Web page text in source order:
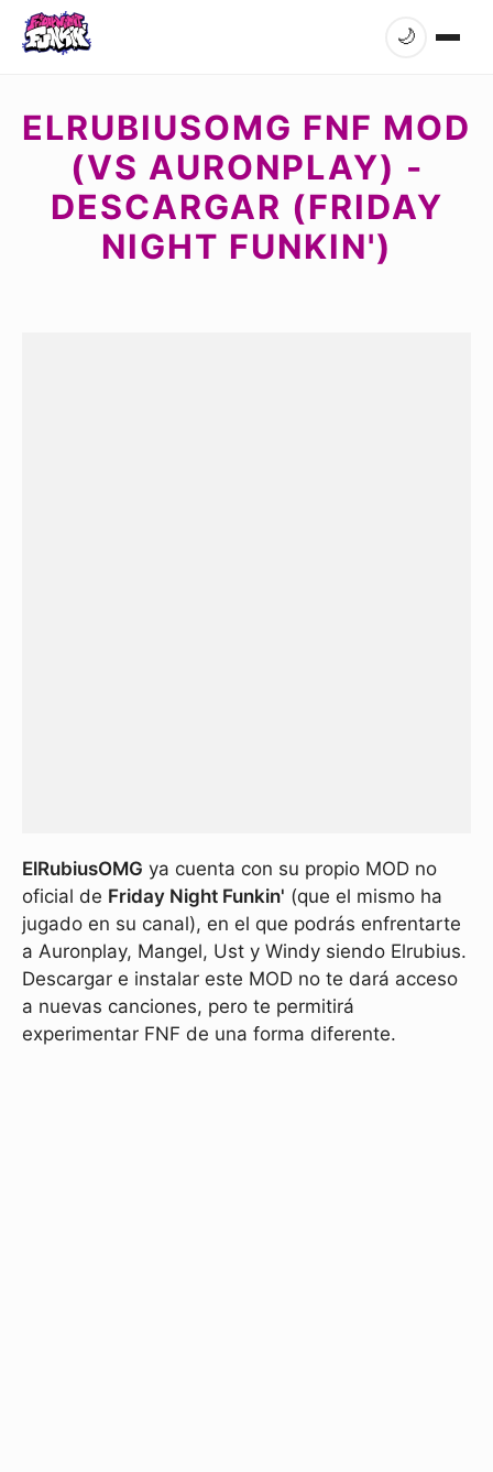
🌙
ELRUBIUSOMG FNF MOD
(VS AURONPLAY) -
DESCARGAR (FRIDAY
NIGHT FUNKIN')
ElRubiusOMG ya cuenta con su propio MOD no
oficial de Friday Night Funkin' (que el mismo ha
jugado en su canal), en el que podrás enfrentarte
a Auronplay, Mangel, Ust y Windy siendo Elrubius.
Descargar e instalar este MOD no te dará acceso
a nuevas canciones, pero te permitirá
experimentar FNF de una forma diferente.